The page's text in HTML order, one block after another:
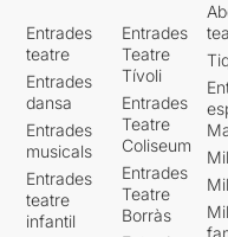
Entrades
teatre
Entrades
dansa
Entrades
musicals
Entrades
teatre
infantil
Entrades
Teatre
Tívoli
Entrades
Teatre
Coliseum
Entrades
Teatre
Borràs